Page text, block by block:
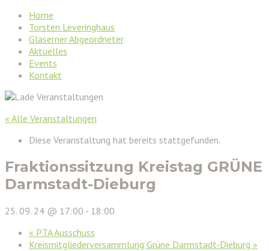
Home
Torsten Leveringhaus
Gläserner Abgeordneter
Aktuelles
Events
Kontakt
« Alle Veranstaltungen
Diese Veranstaltung hat bereits stattgefunden.
Fraktionssitzung Kreistag GRÜNE
Darmstadt-Dieburg
25. 09. 24 @ 17:00 - 18:00
« PTA Ausschuss
Kreismitgliederversammlung Grüne Darmstadt-Dieburg »